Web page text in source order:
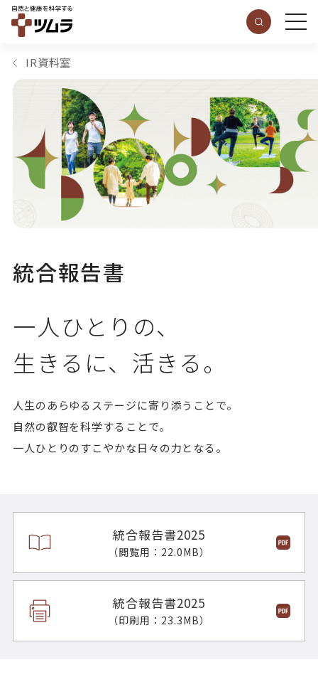
IR資料室
統合報告書
一人ひとりの、
生きるに、活きる。
人生のあらゆるステージに寄り添うことで。
自然の叡智を科学することで。
一人ひとりのすこやかな日々の力となる。
統合報告書2025
（閲覧用：22.0MB）
統合報告書2025
（印刷用：23.3MB）